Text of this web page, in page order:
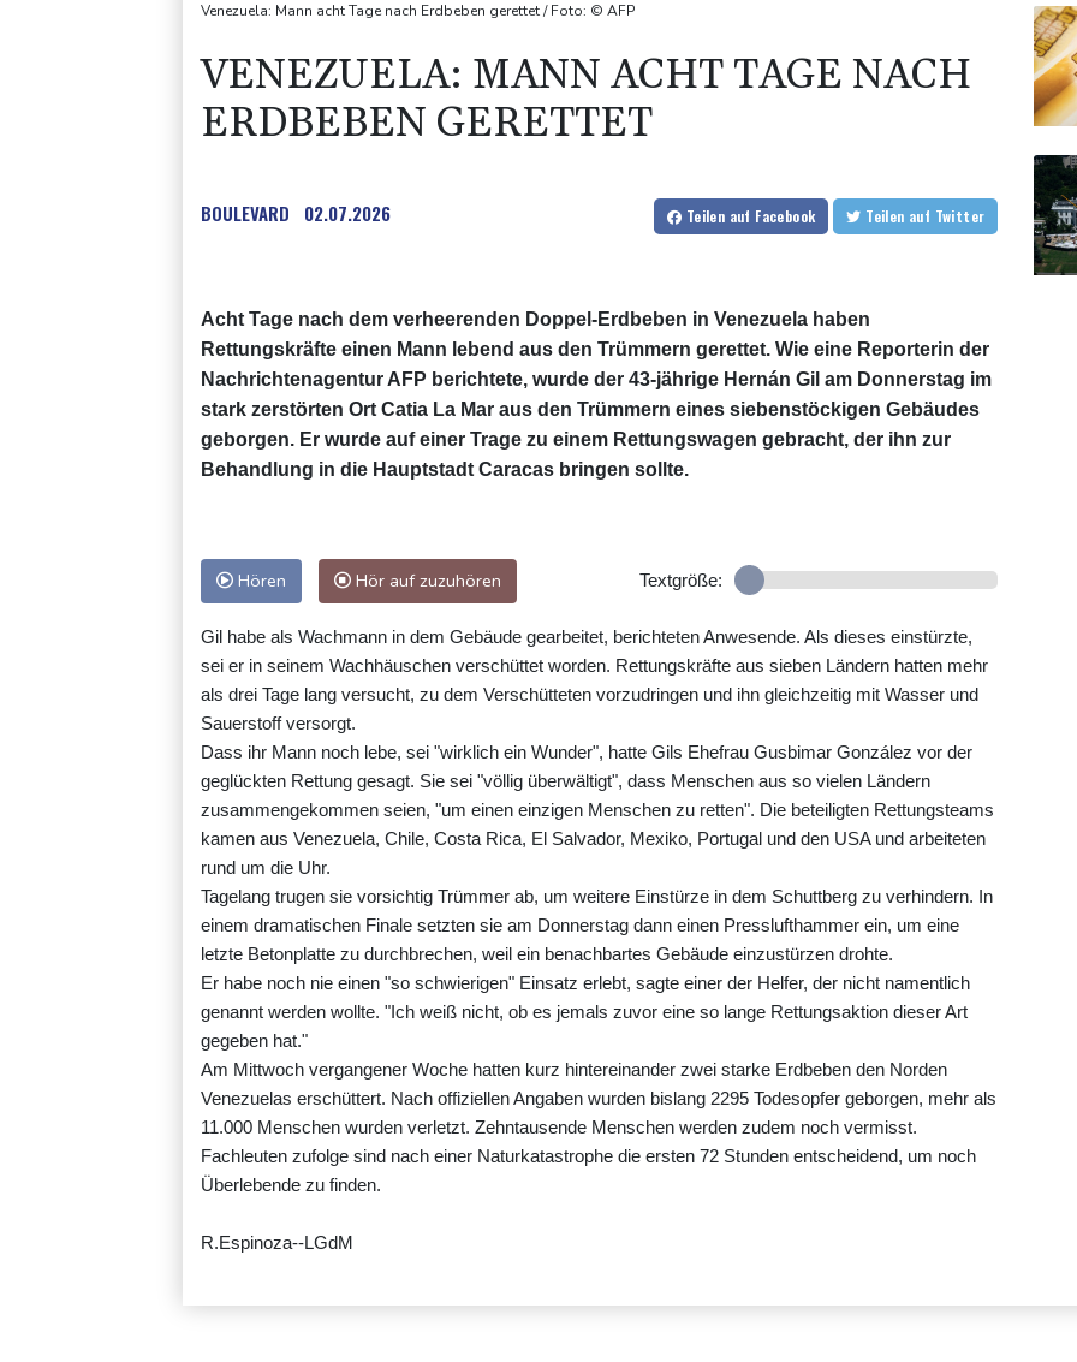
Venezuela: Mann acht Tage nach Erdbeben gerettet / Foto: © AFP
VENEZUELA: MANN ACHT TAGE NACH
ERDBEBEN GERETTET
BOULEVARD 02.07.2026 Teilen auf Facebook Teilen auf Twitter
Acht Tage nach dem verheerenden Doppel-Erdbeben in Venezuela haben
Rettungskräfte einen Mann lebend aus den Trümmern gerettet. Wie eine Reporterin der
Nachrichtenagentur AFP berichtete, wurde der 43-jährige Hernán Gil am Donnerstag im
stark zerstörten Ort Catia La Mar aus den Trümmern eines siebenstöckigen Gebäudes
geborgen. Er wurde auf einer Trage zu einem Rettungswagen gebracht, der ihn zur
Behandlung in die Hauptstadt Caracas bringen sollte.
Hören Hör auf zuzuhören Textgröße:
Gil habe als Wachmann in dem Gebäude gearbeitet, berichteten Anwesende. Als dieses einstürzte,
sei er in seinem Wachhäuschen verschüttet worden. Rettungskräfte aus sieben Ländern hatten mehr
als drei Tage lang versucht, zu dem Verschütteten vorzudringen und ihn gleichzeitig mit Wasser und
Sauerstoff versorgt.
Dass ihr Mann noch lebe, sei "wirklich ein Wunder", hatte Gils Ehefrau Gusbimar González vor der
geglückten Rettung gesagt. Sie sei "völlig überwältigt", dass Menschen aus so vielen Ländern
zusammengekommen seien, "um einen einzigen Menschen zu retten". Die beteiligten Rettungsteams
kamen aus Venezuela, Chile, Costa Rica, El Salvador, Mexiko, Portugal und den USA und arbeiteten
rund um die Uhr.
Tagelang trugen sie vorsichtig Trümmer ab, um weitere Einstürze in dem Schuttberg zu verhindern. In
einem dramatischen Finale setzten sie am Donnerstag dann einen Presslufthammer ein, um eine
letzte Betonplatte zu durchbrechen, weil ein benachbartes Gebäude einzustürzen drohte.
Er habe noch nie einen "so schwierigen" Einsatz erlebt, sagte einer der Helfer, der nicht namentlich
genannt werden wollte. "Ich weiß nicht, ob es jemals zuvor eine so lange Rettungsaktion dieser Art
gegeben hat."
Am Mittwoch vergangener Woche hatten kurz hintereinander zwei starke Erdbeben den Norden
Venezuelas erschüttert. Nach offiziellen Angaben wurden bislang 2295 Todesopfer geborgen, mehr als
11.000 Menschen wurden verletzt. Zehntausende Menschen werden zudem noch vermisst.
Fachleuten zufolge sind nach einer Naturkatastrophe die ersten 72 Stunden entscheidend, um noch
Überlebende zu finden.
R.Espinoza--LGdM